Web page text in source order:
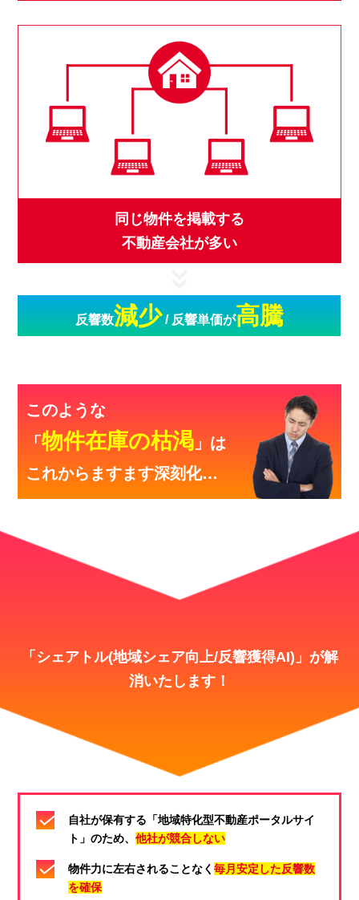
同じ物件を掲載する
不動産会社が多い
反響数減少/ 反響単価が高騰
このような
「物件在庫の枯渇 」は
これからますます深刻化…
「シェアトル(地域シェア向上/反響獲得AI)」が解
消いたします！
自社が保有する「地域特化型不動産ポータルサイ
ト」のため、他社が競合しない​
物件力に左右されることなく毎月安定した反響数
を確保​